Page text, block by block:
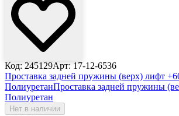
Код: 245129Арт: 17-12-6536
Проставка задней пружины (верх) лифт
ПолиуретанПроставка задней пружины
Полиуретан
Нет в наличии